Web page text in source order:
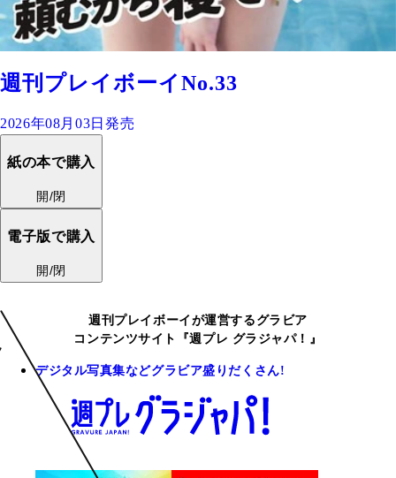
週刊プレイボーイNo.33
2026年08月03日発売
紙の本で購入
開/閉
電子版で購入
開/閉
週刊プレイボーイが運営するグラビア
コンテンツサイト『週プレ グラジャパ！』
デジタル写真集などグラビア盛りだくさん!